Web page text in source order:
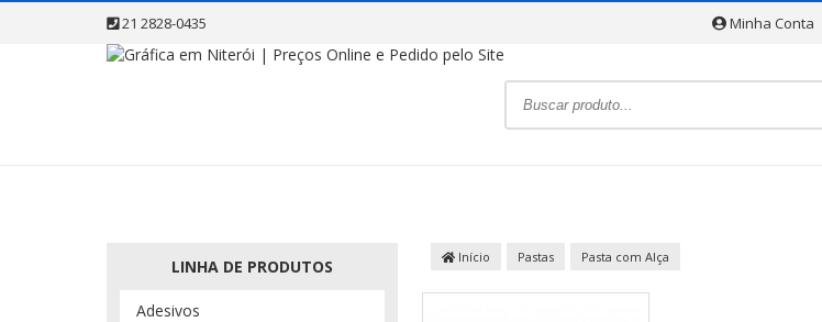
21 2828-0435 Minha Conta
LINHA DE PRODUTOS
Adesivos
Início Pastas Pasta com Alça